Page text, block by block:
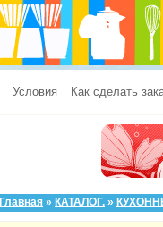
Условия Как сделать
Главная » КАТАЛОГ. »